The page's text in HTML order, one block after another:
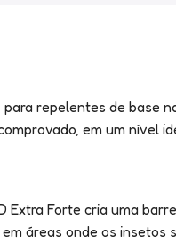
repelentes de
em um nível
Forte cria uma
áreas onde os insetos